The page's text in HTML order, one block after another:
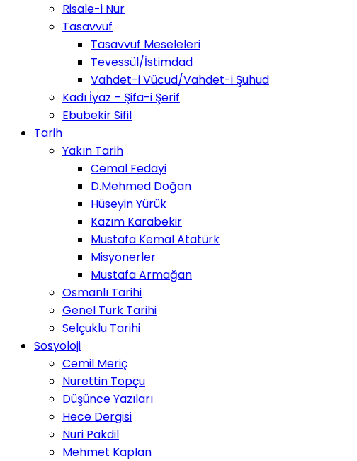
Risale-i Nur
Tasavvuf
Tasavvuf Meseleleri
Tevessül/İstimdad
Vahdet-i Vücud/Vahdet-i Şuhud
Kadı İyaz – Şifa-i Şerif
Ebubekir Sifil
Tarih
Yakın Tarih
Cemal Fedayi
D.Mehmed Doğan
Hüseyin Yürük
Kazım Karabekir
Mustafa Kemal Atatürk
Misyonerler
Mustafa Armağan
Osmanlı Tarihi
Genel Türk Tarihi
Selçuklu Tarihi
Sosyoloji
Cemil Meriç
Nurettin Topçu
Düşünce Yazıları
Hece Dergisi
Nuri Pakdil
Mehmet Kaplan